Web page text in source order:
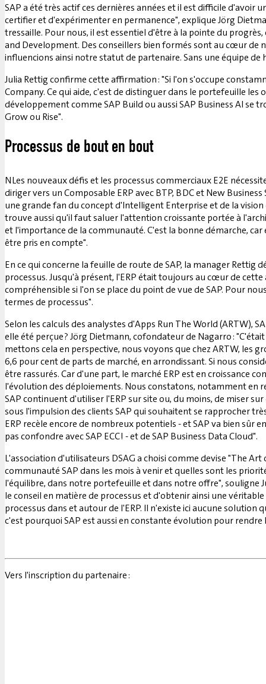
SAP a été très actif ces dernières années et il est difficile
certifier et d'expérimenter en permanence", explique Jörg
tressaille. Pour nous, il est essentiel d'être à la pointe du
and Development. Des conseillers bien formés sont au cœur de
influencions ainsi notre statut de partenaire. Sans une équipe
Julia Rettig confirme cette affirmation : "Si l'on s'occupe
Company. Ce qui aide, c'est de distinguer dans le portefeuille
développement comme SAP Build ou aussi SAP Business AI
Grow ou Rise".
Processus de bout en bout
NLes nouveaux défis et les processus commerciaux E2E
diriger vers un Composable ERP avec BTP, BDC et New
une grande fan du concept d'Intelligent Enterprise et de la
trouve aussi qu'il faut saluer l'attention croissante portée à
et l'importance de la communauté. C'est la bonne démarche,
être pris en compte".
En ce qui concerne la feuille de route de SAP, la manager Rettig
processus. Jusqu'à présent, l'ERP était toujours au cœur de
compréhensible si l'on se place du point de vue de SAP. Pour
termes de processus".
Selon les calculs des analystes d'Apps Run The World (ARTW),
elle été perçue ? Jörg Dietmann, cofondateur de Nagarro :
mettons cela en perspective, nous voyons que chez ARTW, les
6,6 pour cent de parts de marché, en arrondissant. Si nous
être rassurés. Car d'une part, le marché ERP est en croissance
l'évolution des déploiements. Nous constatons, notamment en
SAP continuent d'utiliser l'ERP sur site ou, du moins, de miser
sous l'impulsion des clients SAP qui souhaitent se rapprocher
ERP recèle encore de nombreux potentiels - et SAP va bien sûr
pas confondre avec SAP ECC ! - et de SAP Business Data Cloud".
L'association d'utilisateurs DSAG a choisi comme devise "The
communauté SAP dans les mois à venir et quelles sont les
l'équilibre, dans notre portefeuille et dans notre offre", souligne
le conseil en matière de processus et d'obtenir ainsi une
processus dans et autour de l'ERP. Il n'existe ici aucune
c'est pourquoi SAP est aussi en constante évolution pour rendre
Vers l'inscription du partenaire :